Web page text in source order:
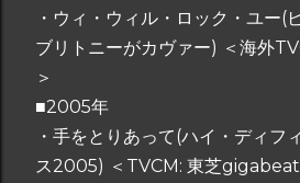
・ウィ・ウィル・ロック・ユー(
ブリトニーがカヴァー) ＜海外
＞
■2005年
・手をとりあって(ハイ・ディフ
ス2005) ＜TVCM: 東芝gigabeat